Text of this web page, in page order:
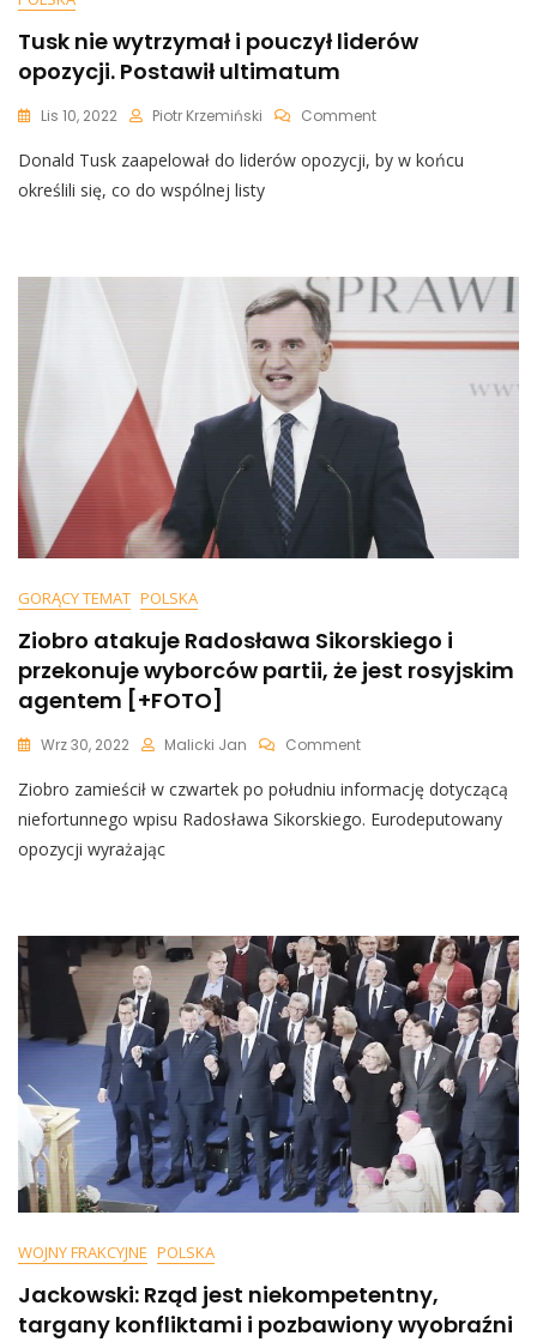
Tusk nie wytrzymał i pouczył liderów
opozycji. Postawił ultimatum
Lis 10, 2022 Piotr Krzemiński CommentOn
Nie
Opozycji.
Postawił
Ultimatum
Donald Tusk zaapelował do liderów opozycji, by w końcu
określili się, co do wspólnej listy
GORĄCY TEMAT POLSKA
Ziobro atakuje Radosława Sikorskiego i
przekonuje wyborców partii, że jest rosyjskim
agentem [+FOTO]
Wrz 30, 2022 Malicki Jan CommentOn
Atakuje
Radosława
Sikorskiego
Że
Jest
Rosyjskim
Agentem
[+FOTO]
Ziobro zamieścił w czwartek po południu informację dotyczącą
niefortunnego wpisu Radosława Sikorskiego. Eurodeputowany
opozycji wyrażając
WOJNY FRAKCYJNE POLSKA
Jackowski: Rząd jest niekompetentny,
targany konfliktami i pozbawiony wyobraźni